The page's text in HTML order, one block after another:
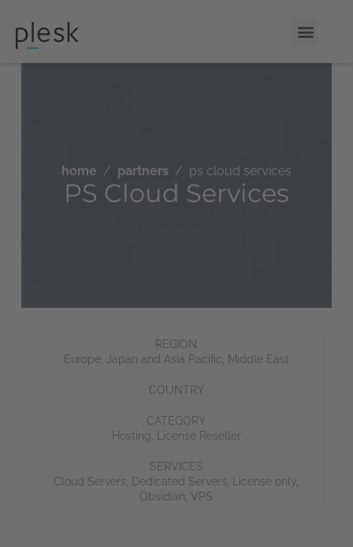
home partners ps cloud services
PS Cloud Services
REGION
Europe, Japan and Asia Pacific Middle East
COUNTRY
CATEGORY
Hosting License Reseller
SERVICES
Cloud Servers Dedicated Servers License only
Obsidian ,VPS